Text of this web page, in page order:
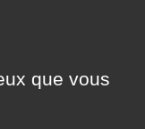
que vous